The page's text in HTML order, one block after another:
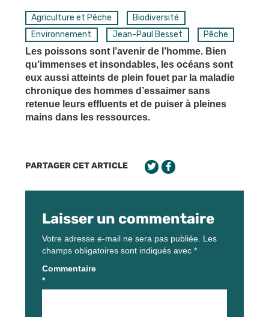
Agriculture et Pêche
Biodiversité
Environnement
Jean-Paul Besset
Pêche
Les poissons sont l’avenir de l’homme. Bien
qu’immenses et insondables, les océans sont
eux aussi atteints de plein fouet par la maladie
chronique des hommes d’essaimer sans
retenue leurs effluents et de puiser à pleines
mains dans les ressources.
PARTAGER CET ARTICLE
Laisser un commentaire
Votre adresse e-mail ne sera pas publiée. Les
champs obligatoires sont indiqués avec *
Commentaire
*